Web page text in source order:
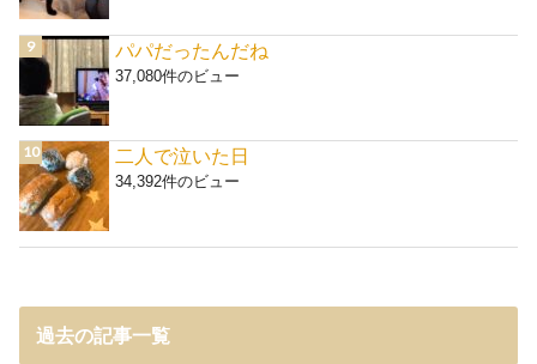
パパだったんだね
37,080件のビュー
二人で泣いた日
34,392件のビュー
過去の記事一覧